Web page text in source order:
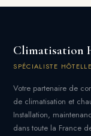
Climatisation
SPÉCIALISTE
Votre partenaire de
de climatisation et
Installation,
dans toute la France